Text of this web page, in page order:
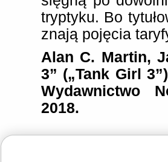
tryptyku. Bo
znają pojęcia
Alan C. Martin,
3” („Tank Girl
Wydawnictwo
2018.